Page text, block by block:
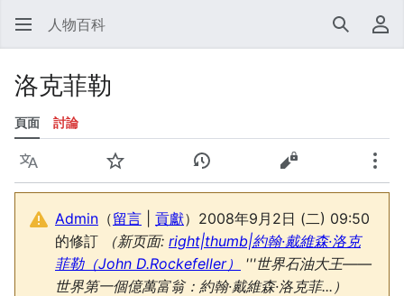
人物百科 搜尋 使
洛克菲勒
頁面 討論
語言 監視 檢視歷史 檢視原始碼 更多
Admin （留言 貢獻） 2008年9月2日 (二) 09:50
的修訂
（新页面: right|thumb|約翰·戴維森·洛克
菲勒（John D.Rockefeller）
'''世界石油大王——
世界第一個億萬富翁：約翰·戴維森·洛克菲...）